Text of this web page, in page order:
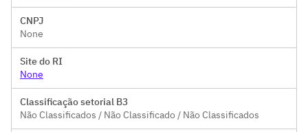
CNPJ
None
Site do RI
None
Classificação setorial B3
Não Classificados / Não Classificado / Não Classificados